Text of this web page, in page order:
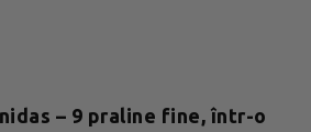
– 9 praline fine, într-o